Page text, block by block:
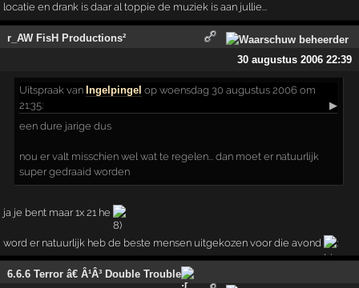
locatie en drank is daar al toppie de muziek is aan jullie...
r_AW FisH Productions²
30 augustus 2006 22:39
Uitspraak van Ingelpingel op woensdag 30 augustus 2006 om
21:35:
▶
een dure jarige dus
nou er valt misschien wel wat te regelen... dan moet er natuurlijk
super gedraaid worden
ja je bent maar 1x 21 he
word er natuurlijk heb de beste mensen uitgekozen voor die avond
6.6.6 Terror â€ Â¹Â³ Double Trouble